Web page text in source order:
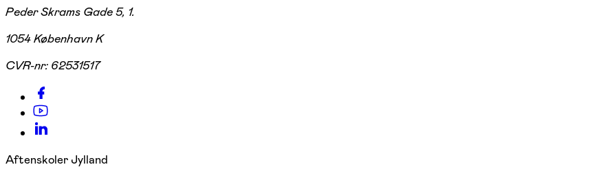
Peder Skrams Gade 5, 1.
1054 København K
CVR-nr: 62531517
Aftenskoler Jylland